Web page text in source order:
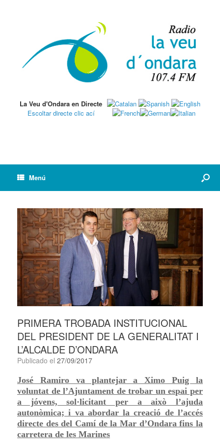
La Veu d'Ondara en Directe
Escoltar directe clic ací
Menú
PRIMERA TROBADA INSTITUCIONAL
DEL PRESIDENT DE LA GENERALITAT I
L’ALCALDE D’ONDARA
Publicado el 27/09/2017
José Ramiro va plantejar a Ximo Puig la
voluntat de l’Ajuntament de trobar un espai per
a jóvens, sol·licitant per a això l’ajuda
autonòmica; i va abordar la creació de l’accés
directe des del Camí de la Mar d’Ondara fins la
carretera de les Marines